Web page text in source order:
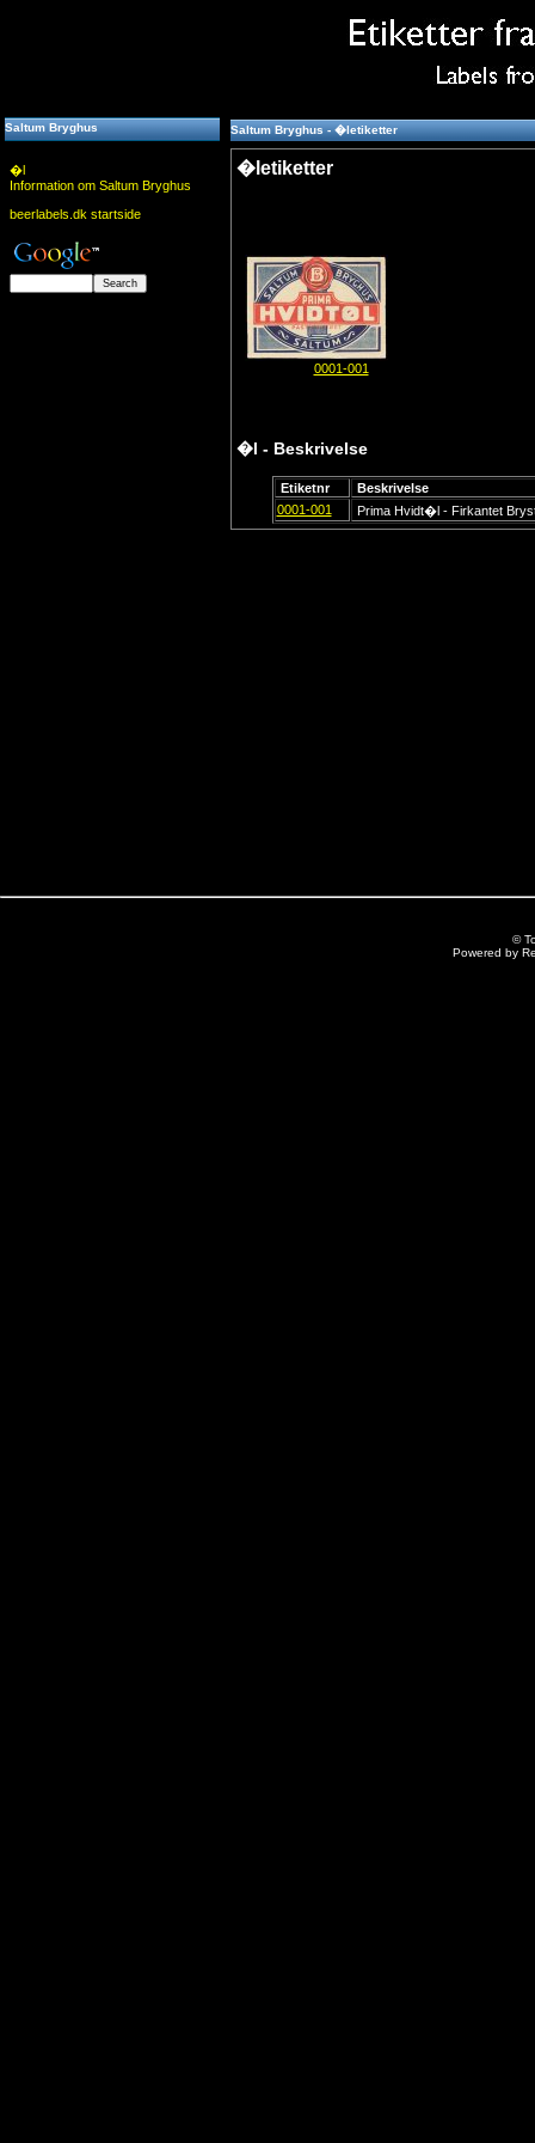
Saltum Bryghus
�l
Information om Saltum Bryghus
beerlabels.dk startside
Saltum Bryghus - �letiketter
�letiketter
0001-001
�l - Beskrivelse
Etiketnr
Beskrivelse
0001-001
Prima Hvidt�l - Firkantet
©
Powered by